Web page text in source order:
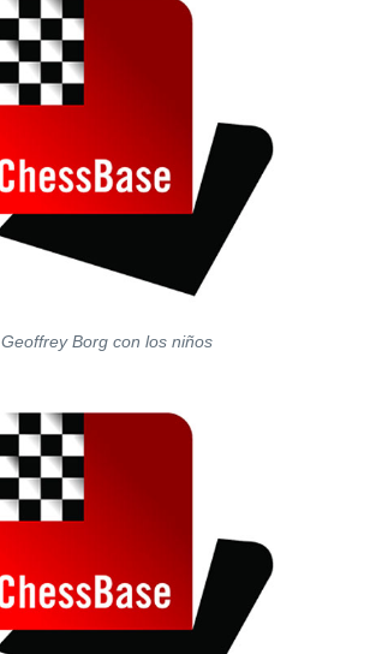
Geoffrey Borg con los niños